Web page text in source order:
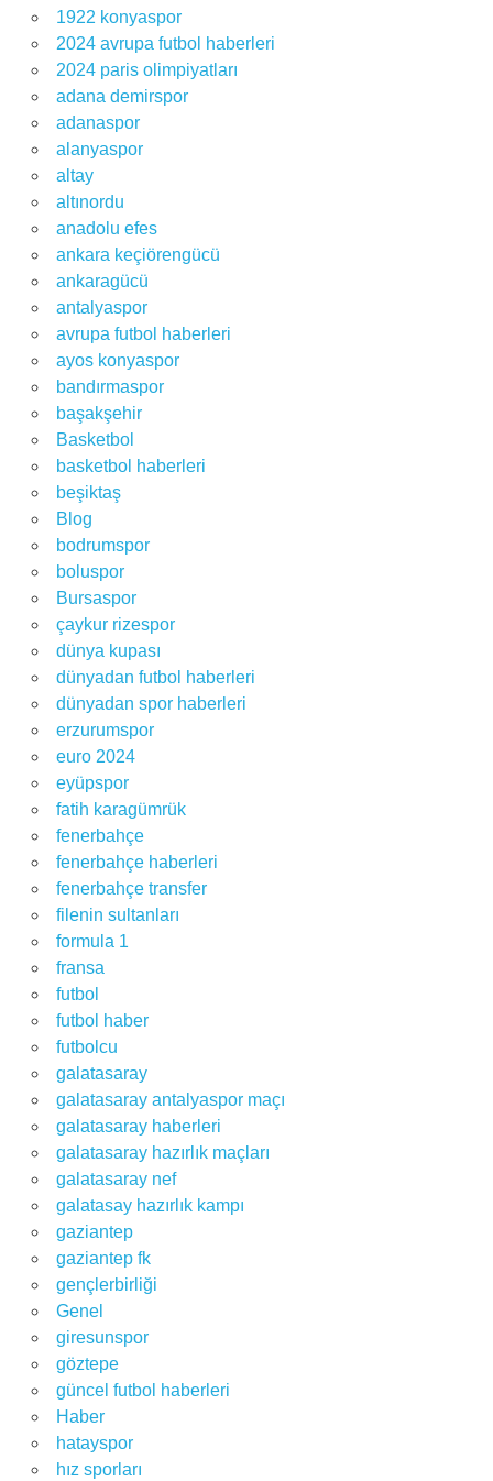
1922 konyaspor
2024 avrupa futbol haberleri
2024 paris olimpiyatları
adana demirspor
adanaspor
alanyaspor
altay
altınordu
anadolu efes
ankara keçiörengücü
ankaragücü
antalyaspor
avrupa futbol haberleri
ayos konyaspor
bandırmaspor
başakşehir
Basketbol
basketbol haberleri
beşiktaş
Blog
bodrumspor
boluspor
Bursaspor
çaykur rizespor
dünya kupası
dünyadan futbol haberleri
dünyadan spor haberleri
erzurumspor
euro 2024
eyüpspor
fatih karagümrük
fenerbahçe
fenerbahçe haberleri
fenerbahçe transfer
filenin sultanları
formula 1
fransa
futbol
futbol haber
futbolcu
galatasaray
galatasaray antalyaspor maçı
galatasaray haberleri
galatasaray hazırlık maçları
galatasaray nef
galatasay hazırlık kampı
gaziantep
gaziantep fk
gençlerbirliği
Genel
giresunspor
göztepe
güncel futbol haberleri
Haber
hatayspor
hız sporları